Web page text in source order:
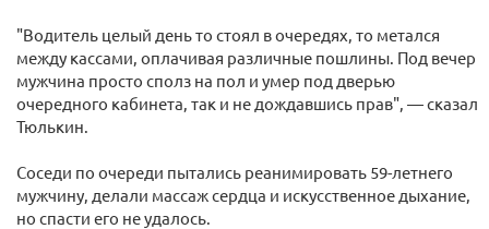
"Водитель целый день то стоял в очередях, то метался
между кассами, оплачивая различные пошлины. Под вечер
мужчина просто сполз на пол и умер под дверью
очередного кабинета, так и не дождавшись прав", — сказал
Тюлькин.
Соседи по очереди пытались реанимировать 59-летнего
мужчину, делали массаж сердца и искусственное дыхание,
но спасти его не удалось.